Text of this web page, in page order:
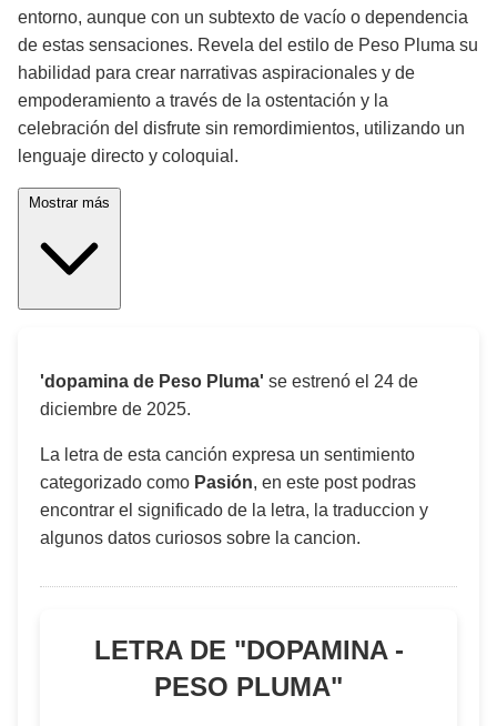
entorno, aunque con un subtexto de vacío o dependencia
de estas sensaciones. Revela del estilo de Peso Pluma su
habilidad para crear narrativas aspiracionales y de
empoderamiento a través de la ostentación y la
celebración del disfrute sin remordimientos, utilizando un
lenguaje directo y coloquial.
'dopamina de Peso Pluma' se estrenó el 24 de
diciembre de 2025.
La letra de esta canción expresa un sentimiento
categorizado como Pasión, en este post podras
encontrar el significado de la letra, la traduccion y
algunos datos curiosos sobre la cancion.
LETRA DE "DOPAMINA -
PESO PLUMA"